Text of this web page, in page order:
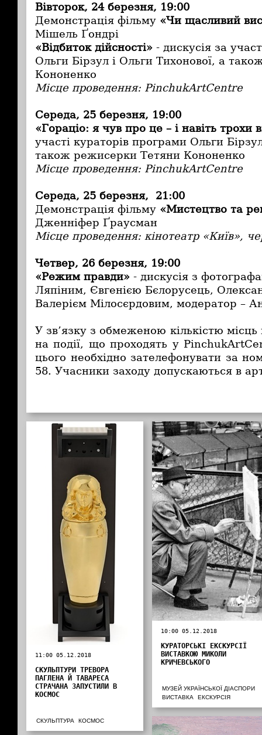
Вівторок, 24 березня, 19:00
Демонстрація фільму «Чи щасливий
Мішель Ґондрі
«Вiдбиток дійсності» - дискусія за
Ольги Бірзул і Ольги Тихонової, а
Кононенко
Місце проведення: PinchukArtCentre
Середа, 25 березня, 19:00
«Гораціо: я чув про це – і навіть трохи
участі кураторів програми Ольги
також режисерки Тетяни Кононенко
Місце проведення: PinchukArtCentre
Середа, 25 березня, 21:00
Демонстрація фільму «Мистецтво та
Дженніфер Ґраусман
Місце проведення: кінотеатр «Київ»,
Четвер, 26 березня, 19:00
«Режим правди» - дискусія з
Ляпіним, Євгенією Бєлорусець,
Валерієм Мілосєрдовим, модератор –
У зв’язку з обмеженою кількістю
на події, що проходять у
цього необхідно зателефонувати за
58. Учасники заходу допускаються в
11:00 05.12.2018
СКУЛЬПТУРИ ТРЕВОРА
ПАГЛЕНА Й ТАВАРЕСА
СТРАЧАНА ЗАПУСТИЛИ В
КОСМОС
СКУЛЬПТУРА КОСМОС
10:00 05.12.2018
КУРАТОРСЬКІ ЕКСКУРСІЇ
ВИСТАВКОЮ МИКОЛИ
КРИЧЕВСЬКОГО
МУЗЕЙ УКРАЇНСЬКОЇ ДІАСПОРИ
ВИСТАВКА
ЕКСКУРСІЯ